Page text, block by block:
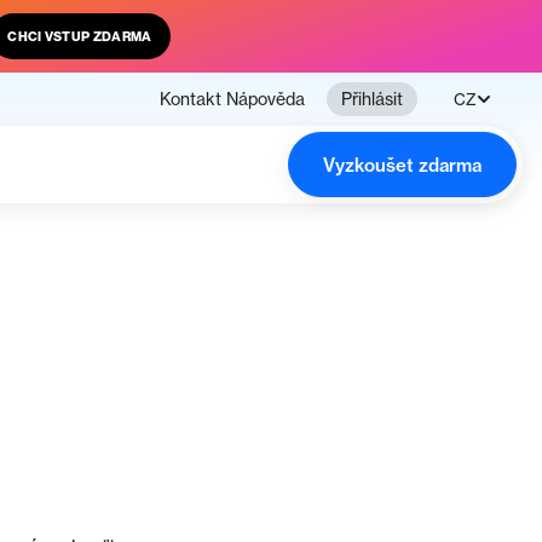
CHCI VSTUP ZDARMA
Kontakt Nápověda Přihlásit CZ
Vyzkoušet zdarma